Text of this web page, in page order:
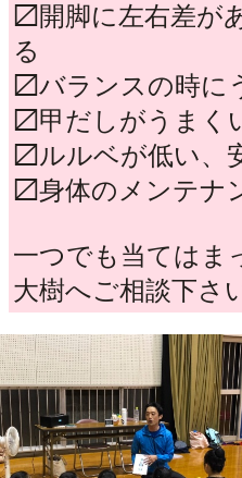
〼開脚に左右差が
る
〼バランスの時に
〼甲だしがうまく
〼ルルベが低い、
〼身体のメンテナ
一つでも当てはま
大樹へご相談下さ